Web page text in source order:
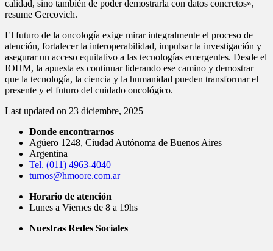
calidad, sino también de poder demostrarla con datos concretos»,
resume Gercovich.
El futuro de la oncología exige mirar integralmente el proceso de
atención, fortalecer la interoperabilidad, impulsar la investigación y
asegurar un acceso equitativo a las tecnologías emergentes. Desde el
IOHM, la apuesta es continuar liderando ese camino y demostrar
que la tecnología, la ciencia y la humanidad pueden transformar el
presente y el futuro del cuidado oncológico.
Last updated on 23 diciembre, 2025
Donde encontrarnos
Agüero 1248, Ciudad Autónoma de Buenos Aires
Argentina
Tel. (011) 4963-4040
turnos@hmoore.com.ar
Horario de atención
Lunes a Viernes de 8 a 19hs
Nuestras Redes Sociales